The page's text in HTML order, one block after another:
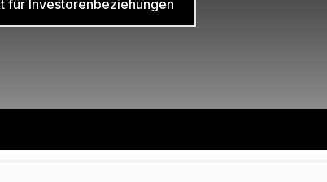
für Investorenbeziehungen